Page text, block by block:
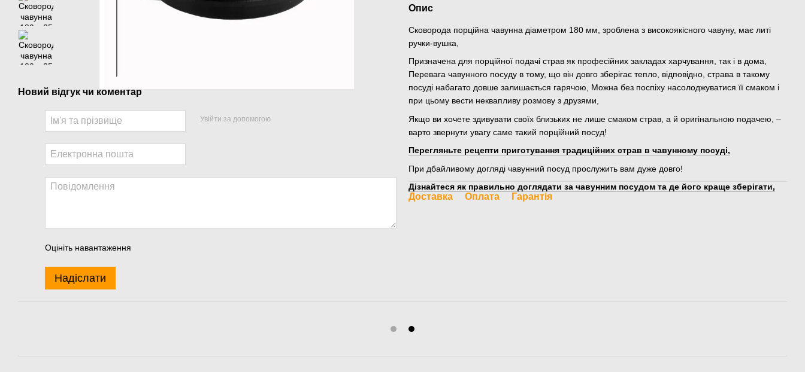
Новий відгук чи коментар
Увійти за допомогою
Оцініть навантаження
Надіслати
Опис
Сковорода порційна чавунна діаметром 180 мм, зроблена з високоякісного чавуну, має литі
ручки-вушка,
Призначена для порційної подачі страв як професійних закладах харчування, так і в дома,
Перевага чавунного посуду в тому, що він довго зберігає тепло, відповідно, страва в такому
посуді набагато довше залишається гарячою, Можна без поспіху насолоджуватися її смаком і
при цьому вести неквапливу розмову з друзями,
Якщо ви хочете здивувати своїх близьких не лише смаком страв, а й оригінальною подачею, –
варто звернути увагу саме такий порційний посуд!
Перегляньте рецепти приготування традиційних страв в чавунному посуді,
При дбайливому догляді чавунний посуд прослужить вам дуже довго!
Дізнайтеся як правильно доглядати за чавунним посудом та де його краще зберігати,
Доставка Оплата Гарантія